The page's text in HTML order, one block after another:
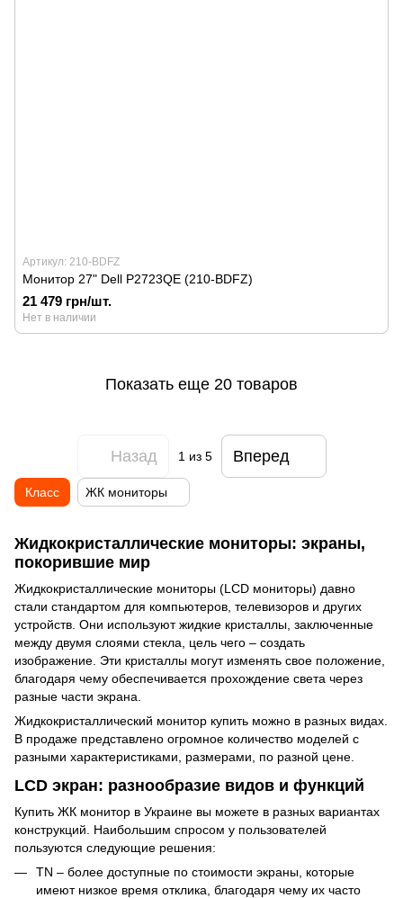
Артикул: 210-BDFZ
Монитор 27" Dell P2723QE (210-BDFZ)
21 479 грн/шт.
Нет в наличии
Показать еще 20 товаров
Назад 1 из 5 Вперед
Жидкокристаллические мониторы: экраны,
покорившие мир
Жидкокристаллические мониторы (LCD мониторы) давно
стали стандартом для компьютеров, телевизоров и других
устройств. Они используют жидкие кристаллы, заключенные
между двумя слоями стекла, цель чего – создать
изображение. Эти кристаллы могут изменять свое положение,
благодаря чему обеспечивается прохождение света через
разные части экрана.
Жидкокристаллический монитор купить можно в разных видах.
В продаже представлено огромное количество моделей с
разными характеристиками, размерами, по разной цене.
LCD экран: разнообразие видов и функций
Купить ЖК монитор в Украине вы можете в разных вариантах
конструкций. Наибольшим спросом у пользователей
пользуются следующие решения:
TN – более доступные по стоимости экраны, которые
имеют низкое время отклика, благодаря чему их часто
Класс ЖК мониторы